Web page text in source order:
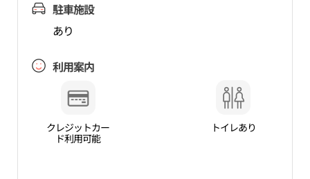
駐車施設
あり
利用案内
クレジットカー
ド利用可能
トイレあり